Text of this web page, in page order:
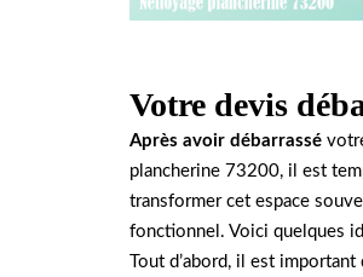
Votre devis
Après avoir débarrassé
plancherine 73200, il est
transformer cet espace
fonctionnel. Voici quelques
Tout d’abord, il est